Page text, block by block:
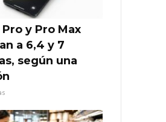
y Pro Max
a 6,4 y 7
según una